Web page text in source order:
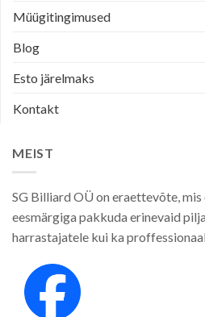
Müügitingimused
Blog
Esto järelmaks
Kontakt
MEIST
SG Billiard OÜ on eraettevõte,
eesmärgiga pakkuda erinevaid
harrastajatele kui ka